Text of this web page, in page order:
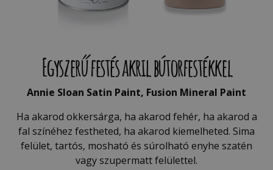
Egyszerű festés akril bútorfestékkel
Annie Sloan Satin Paint, Fusion Mineral Paint
Ha akarod okkersárga, ha akarod fehér, ha akarod a
fal színéhez festheted, ha akarod kiemelheted. Sima
felület, tartós, mosható és súrolható enyhe szatén
vagy szupermatt felülettel.